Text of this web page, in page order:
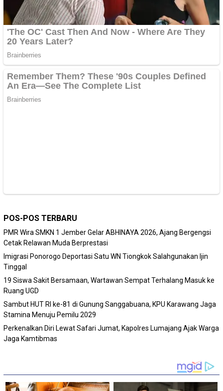
POS-POS TERBARU
PMR Wira SMKN 1 Jember Gelar ABHINAYA 2026, Ajang Bergengsi
Cetak Relawan Muda Berprestasi
Imigrasi Ponorogo Deportasi Satu WN Tiongkok Salahgunakan Ijin
Tinggal
19 Siswa Sakit Bersamaan, Wartawan Sempat Terhalang Masuk ke
Ruang UGD
Sambut HUT RI ke-81 di Gunung Sanggabuana, KPU Karawang Jaga
Stamina Menuju Pemilu 2029
Perkenalkan Diri Lewat Safari Jumat, Kapolres Lumajang Ajak Warga
Jaga Kamtibmas